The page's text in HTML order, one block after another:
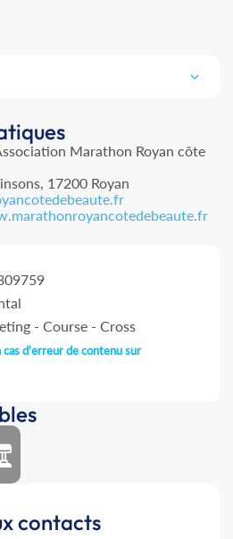
Marathon Royan côte
17200 Royan
- Course - Cross
d'erreur de contenu sur
contacts